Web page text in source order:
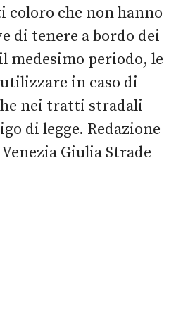
coloro che non hanno
di tenere a bordo dei
medesimo periodo, le
in caso di
nei tratti stradali
di legge. Redazione
Giulia Strade